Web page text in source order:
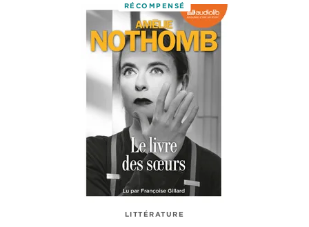
RÉCOMPENSÉ
LITTÉRATURE